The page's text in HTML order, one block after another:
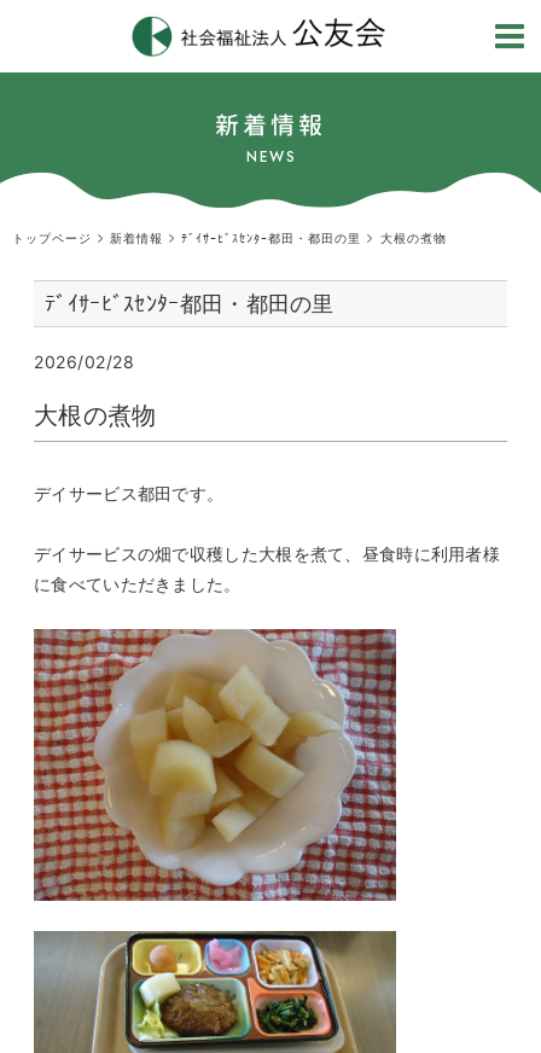
新着情報
NEWS
トップページ 新着情報 ﾃﾞｲｻｰﾋﾞｽｾﾝﾀｰ都田・都田の里 大根の煮物
ﾃﾞｲｻｰﾋﾞｽｾﾝﾀｰ都田・都田の里
2026/02/28
大根の煮物
デイサービス都田です。
デイサービスの畑で収穫した大根を煮て、昼食時に利用者様
に食べていただきました。